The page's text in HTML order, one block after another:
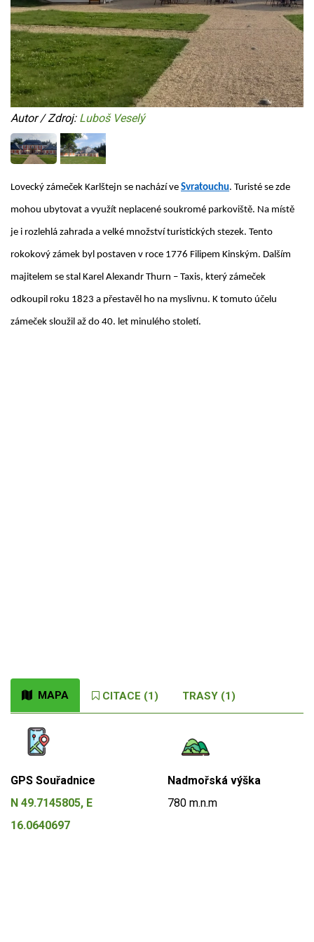
Autor / Zdroj: Luboš Veselý
Lovecký zámeček Karlštejn se nachází ve Svratouchu. Turisté se zde
mohou ubytovat a využít neplacené soukromé parkoviště. Na místě
je i rozlehlá zahrada a velké množství turistických stezek. Tento
rokokový zámek byl postaven v roce 1776 Filipem Kinským. Dalším
majitelem se stal Karel Alexandr Thurn – Taxis, který zámeček
odkoupil roku 1823 a přestavěl ho na myslivnu. K tomuto účelu
zámeček sloužil až do 40. let minulého století.
MAPA CITACE (1) TRASY (1)
GPS Souřadnice
N 49.7145805, E
16.0640697
Nadmořská výška
780 m.n.m